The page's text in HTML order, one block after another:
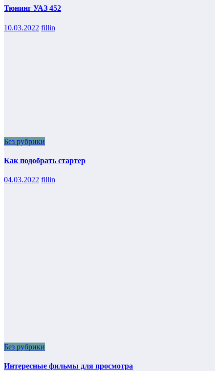
Тюнинг УАЗ 452
10.03.2022 fillin
Без рубрики
Как подобрать стартер
04.03.2022 fillin
Без рубрики
Интересные фильмы для просмотра